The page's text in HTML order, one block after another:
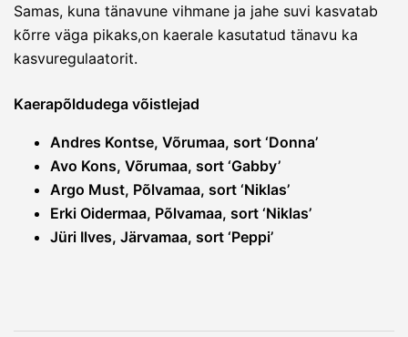
Samas, kuna tänavune vihmane ja jahe suvi kasvatab
kõrre väga pikaks,on kaerale kasutatud tänavu ka
kasvuregulaatorit.
Kaerapõldudega võistlejad
Andres Kontse, Võrumaa, sort ‘Donna’
Avo Kons, Võrumaa, sort ‘Gabby’
Argo Must, Põlvamaa, sort ‘Niklas’
Erki Oidermaa, Põlvamaa, sort ‘Niklas’
Jüri Ilves, Järvamaa, sort ‘Peppi’